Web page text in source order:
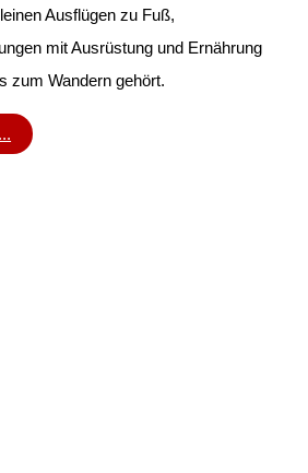
Ausflügen zu Fuß,
mit Ausrüstung und Ernährung
zum Wandern gehört.